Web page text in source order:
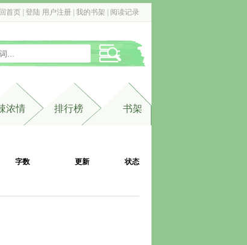
首页 登陆 用户注册 我的书架 阅读记录
浓情 排行榜 书架
字数 更新
状态